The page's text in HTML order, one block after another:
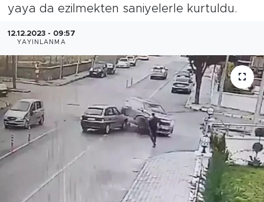
yaya da ezilmekten saniyelerle kurtuldu.
12.12.2023 - 09:57
YAYINLANMA
Politika
Resmi İlanlar
Sağlık
Spor
Turizm